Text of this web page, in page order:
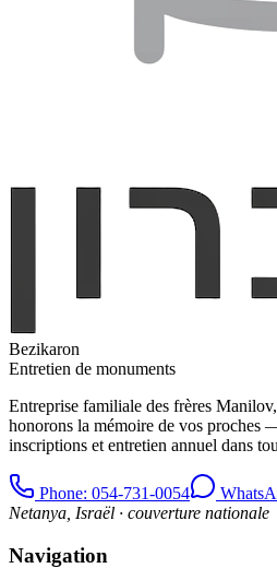
Bezikaron
Entretien de monuments
Entreprise familiale des frères
honorons la mémoire de vos proches
inscriptions et entretien annuel dans
Phone: 054-731-0054
Netanya, Israël · couverture nationale
Navigation